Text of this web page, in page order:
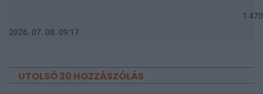
1 470
2026. 07. 08. 09:17
UTOLSÓ 20 HOZZÁSZÓLÁS